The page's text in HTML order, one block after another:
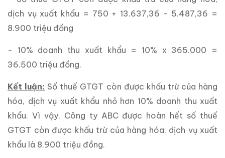
dịch vụ xuất khẩu = 750 + 13.637,36 - 5.487,36 =
8.900 triệu đồng
- 10% doanh thu xuất khẩu = 10% x 365.000 =
36.500 triệu đồng.
Kết luận: Số thuế GTGT còn được khấu trừ của hàng
hóa, dịch vụ xuất khẩu nhỏ hơn 10% doanh thu xuất
khẩu. Vì vậy, Công ty ABC được hoàn hết số thuế
GTGT còn được khấu trừ của hàng hóa, dịch vụ xuất
khẩu là 8.900 triệu đồng.